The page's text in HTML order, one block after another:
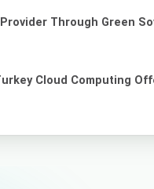
Through Green
Cloud Computing